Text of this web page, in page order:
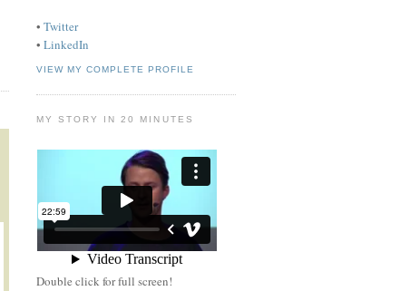
• Twitter
• LinkedIn
VIEW MY COMPLETE PROFILE
MY STORY IN 20 MINUTES
Double click for full screen!